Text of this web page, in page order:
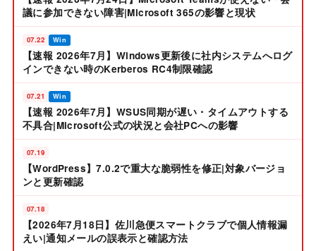
議に参加できない障害|Microsoft 365の影響と現状
07.22 Win
【速報 2026年7月】Windows更新後に社内システムへログ
インできない時のKerberos RC4制限確認
07.21 Win
【速報 2026年7月】WSUS同期が遅い・タイムアウトする
不具合|Microsoft公式の状況と会社PCへの影響
07.19
【WordPress】7.0.2で重大な脆弱性を修正|対象バージョ
ンと更新確認
07.18
【2026年7月18日】佐川急便スマートクラブで個人情報漏
えい|通知メールの誤表示と確認方法